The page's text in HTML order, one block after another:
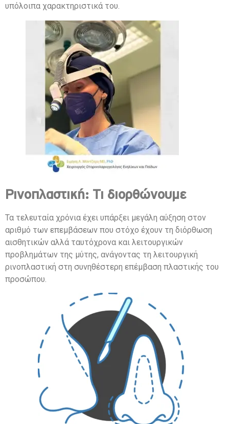
υπόλοιπα χαρακτηριστικά του.
Ρινοπλαστική: Τι διορθώνουμε
Τα τελευταία χρόνια έχει υπάρξει μεγάλη αύξηση στον
αριθμό των επεμβάσεων που στόχο έχουν τη διόρθωση
αισθητικών αλλά ταυτόχρονα και λειτουργικών
προβλημάτων της μύτης, ανάγοντας τη λειτουργική
ρινοπλαστική στη συνηθέστερη επέμβαση πλαστικής του
προσώπου.